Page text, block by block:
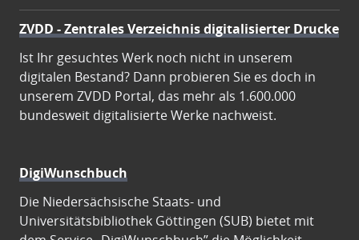
ZVDD - Zentrales Verzeichnis digitalisierter Drucke
Ist Ihr gesuchtes Werk noch nicht in unserem
digitalen Bestand? Dann probieren Sie es doch in
unserem ZVDD Portal, das mehr als 1.600.000
bundesweit digitalisierte Werke nachweist.
DigiWunschbuch
Die Niedersächsische Staats- und
Universitätsbibliothek Göttingen (SUB) bietet mit